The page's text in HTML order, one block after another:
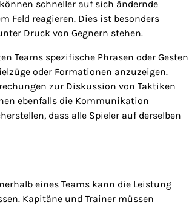
schneller auf sich ändernde
Feld reagieren. Dies ist besonders
Druck von Gegnern stehen.
Teams spezifische Phrasen oder Gesten
oder Formationen anzuzeigen.
zur Diskussion von Taktiken
ebenfalls die Kommunikation
dass alle Spieler auf derselben
eines Teams kann die Leistung
Kapitäne und Trainer müssen